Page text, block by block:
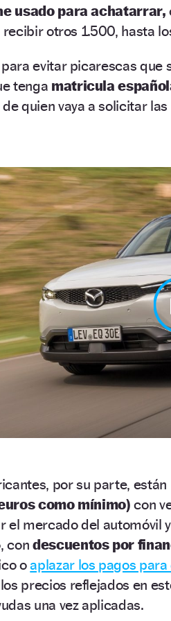
usado para achatarrar,
otros 1.500, hasta
evitar picarescas que
tenga matricula
quien vaya a solicitar
por su parte,
como mínimo) con
el mercado del automóvil
condescuentos por
oaplazar los pagos
precios reflejados en
una vez aplicadas.